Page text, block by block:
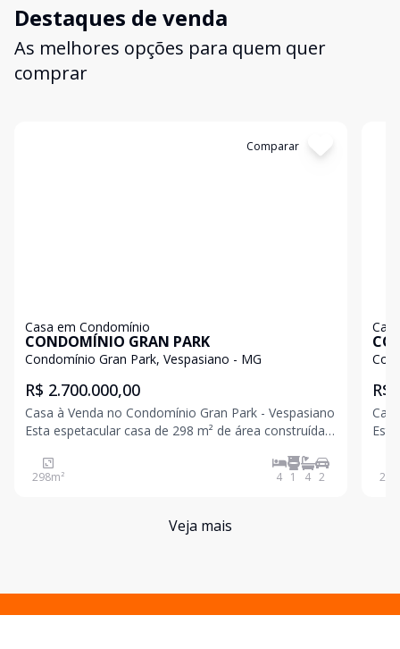
Destaques de venda
As melhores opções para quem quer
comprar
Comparar
Casa em Condomínio
CONDOMÍNIO GRAN PARK
Condomínio Gran Park, Vespasiano - MG
R$ 2.700.000,00
Casa à Venda no Condomínio Gran Park - Vespasiano
Esta espetacular casa de 298 m² de área construída,
oferece um ambiente sofisticado e confortável para
sua família. Características do imóvel: 4 quarto
298m² 4 1 4 2
R$
275
Veja mais